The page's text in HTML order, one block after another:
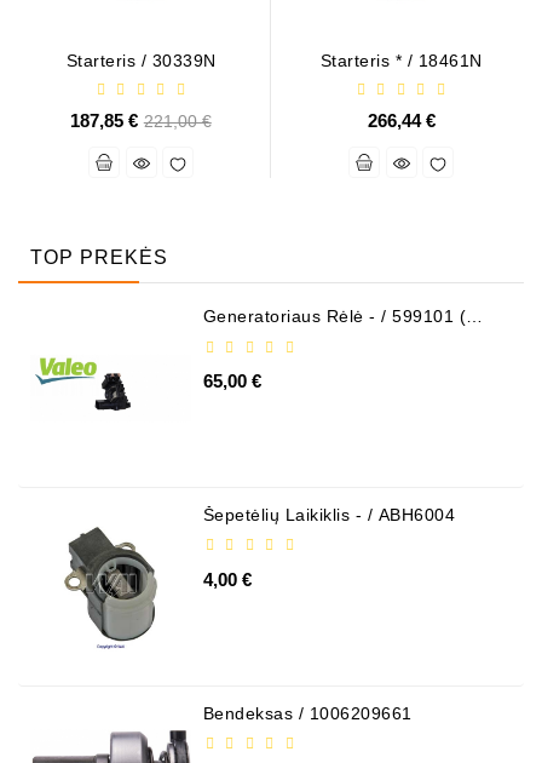
Starteris / 30339N
187,85 € Bazinė
221,00 €
Starteris * / 18461N
266,44 €
TOP PREKĖS
Generatoriaus Rėlė - / 599101 (
65,00 €
Šepetėlių Laikiklis - / ABH6004
4,00 €
Bendeksas / 1006209661